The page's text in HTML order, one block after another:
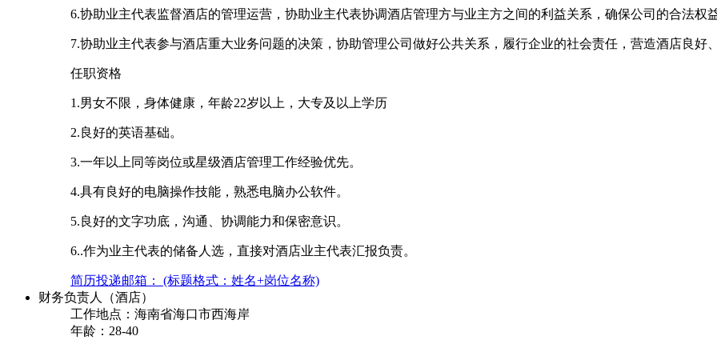
6.协助业主代表监督酒店的管理运营，协助业主代表协调酒店管理方与业主方之间的利益关系，确保公司的合法权
7.协助业主代表参与酒店重大业务问题的决策，协助管理公司做好公共关系，履行企业的社会责任，营造酒店良好
任职资格
1.男女不限，身体健康，年龄22岁以上，大专及以上学历
2.良好的英语基础。
3.一年以上同等岗位或星级酒店管理工作经验优先。
4.具有良好的电脑操作技能，熟悉电脑办公软件。
5.良好的文字功底，沟通、协调能力和保密意识。
6..作为业主代表的储备人选，直接对酒店业主代表汇报负责。
简历投递邮箱： (标题格式：姓名+岗位名称)
财务负责人（酒店）
工作地点：海南省海口市西海岸
年龄：28-40